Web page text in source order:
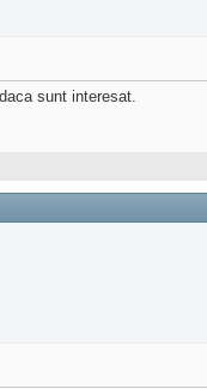
sunt interesat.